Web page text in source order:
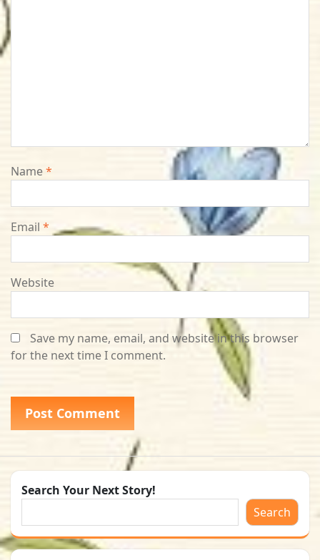
Name*
Email *
Website
Save my name, email, and website in this browser
for the next time I comment.
Search Your Next Story!
Search